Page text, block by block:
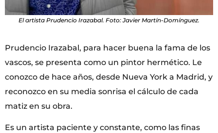
El artista Prudencio Irazabal. Foto: Javier Martín-Domínguez.
Prudencio Irazabal, para hacer buena la fama de los
vascos, se presenta como un pintor hermético. Le
conozco de hace años, desde Nueva York a Madrid, y
reconozco en su media sonrisa el cálculo de cada
matiz en su obra.
Es un artista paciente y constante, como las finas